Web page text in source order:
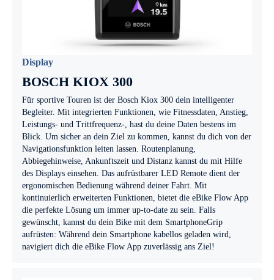
Display
BOSCH KIOX 300
Für sportive Touren ist der Bosch Kiox 300 dein intelligenter
Begleiter. Mit integrierten Funktionen, wie Fitnessdaten, Anstieg,
Leistungs- und Trittfrequenz-, hast du deine Daten bestens im
Blick. Um sicher an dein Ziel zu kommen, kannst du dich von der
Navigationsfunktion leiten lassen. Routenplanung,
Abbiegehinweise, Ankunftszeit und Distanz kannst du mit Hilfe
des Displays einsehen. Das aufrüstbarer LED Remote dient der
ergonomischen Bedienung während deiner Fahrt. Mit
kontinuierlich erweiterten Funktionen, bietet die eBike Flow App
die perfekte Lösung um immer up-to-date zu sein. Falls
gewünscht, kannst du dein Bike mit dem SmartphoneGrip
aufrüsten: Während dein Smartphone kabellos geladen wird,
navigiert dich die eBike Flow App zuverlässig ans Ziel!